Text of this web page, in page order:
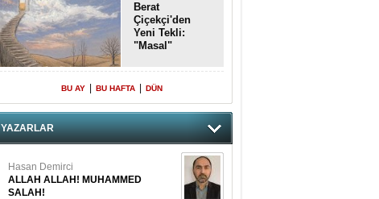
Berat
Çiçekçi'den
Yeni Tekli:
"Masal"
BU AY BU HAFTA DÜN
YAZARLAR
Hasan Demirci
ALLAH ALLAH! MUHAMMED
SALAH!